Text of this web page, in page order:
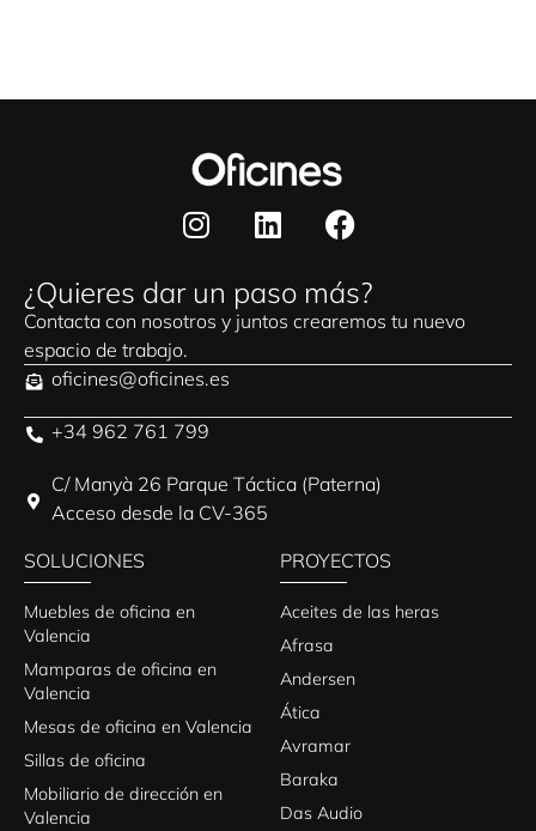
¿Quieres dar un paso más?
Contacta con nosotros y juntos crearemos tu nuevo
espacio de trabajo.
oficines@oficines.es
+34 962 761 799
C/ Manyà 26 Parque Táctica (Paterna)
Acceso desde la CV-365
SOLUCIONES
Muebles de oficina en
Valencia
Mamparas de oficina en
Valencia
Mesas de oficina en Valencia
Sillas de oficina
Mobiliario de dirección en
Valencia
PROYECTOS
Aceites de las heras
Afrasa
Andersen
Ática
Avramar
Baraka
Das Audio